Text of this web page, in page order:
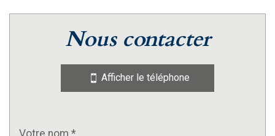
nous contacter
Afficher le téléphone